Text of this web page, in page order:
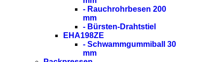
- Rauchrohrbesen 200
mm
- Bürsten-Drahtstiel
EHA198ZE
- Schwammgummiball 30
mm